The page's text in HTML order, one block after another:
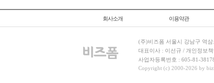
회사소개 이용약관
(주)비즈폼 서울시 강남구 역
대표이사 : 이선규 / 개인정보
사업자등록번호 : 605-81-
Copyright (c) 2000-2026 by